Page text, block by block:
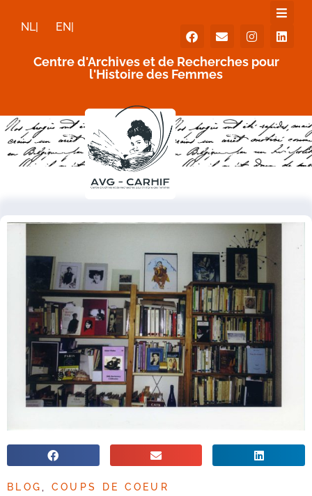
NL| EN|
Centre d'Archives et de Recherches pour
l'Histoire des Femmes
BLOG , COUPS DE COEUR